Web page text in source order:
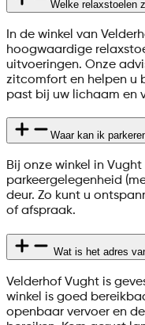
Welke relaxstoelen
In de winkel van
hoogwaardige
uitvoeringen. Onze
zitcomfort en helpen u
past bij uw lichaam en
Waar kan ik
Bij onze winkel in
parkeergelegenheid
deur. Zo kunt u
of afspraak.
Wat is het adres
Velderhof Vught is
winkel is goed
openbaar vervoer en